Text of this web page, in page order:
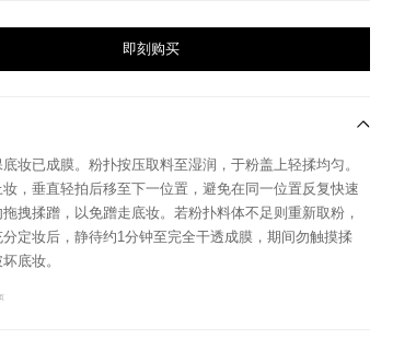
即刻购买
妆已成膜。粉扑按压取料至湿润，于粉盖上轻揉均匀。
，垂直轻拍后移至下一位置，避免在同一位置反复快速
拽揉蹭，以免蹭走底妆。若粉扑料体不足则重新取粉，
定妆后，静待约1分钟至完全干透成膜，期间勿触摸揉
底妆。